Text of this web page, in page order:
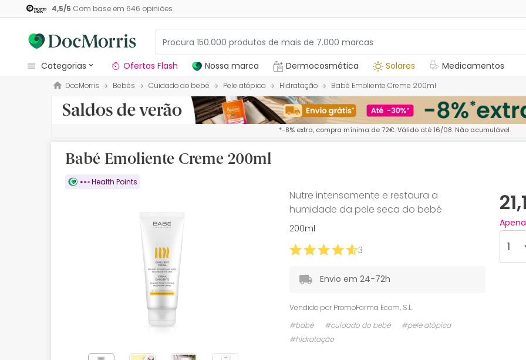
4,5/5 Com base em 646 opiniões
categorias
Dermocosmetica
Nossa marca
Medicamentos
Cosmética
Ofertas Flash Nossa marca Dermocosmética Solares Medicamentos
DocMorris Bebés Cuidado do bebé Pele atópica Hidratação Babé Emoliente Creme 200ml
*-8% extra, compra mínima de 72€. Válido até 16/08. Não acumulável.
Babé Emoliente Creme 200ml
Health Points
Nutre intensamente e restaura a
humidade da pele seca do bebé
200ml
3
Envio em 24-72h
Vendido por PromoFarma Ecom, S.L.
#babé
#cuidado do bebé
#pele atópica
#hidratação